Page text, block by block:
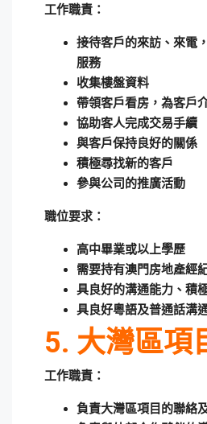
工作職責：
接待客戶的來訪、來電
服務
收集樓盤資料
帶領客戶看房，為客戶
協助客人完成交易手續
與客戶保持良好的關係
積極尋找新的客戶
參與公司的推廣活動
職位要求：
高中畢業或以上學歷
需要持有澳門房地產經
具良好的溝通能力、積
具良好粵語及普通話溝
5. 大灣區項
工作職責：
負責大灣區項目的聯絡